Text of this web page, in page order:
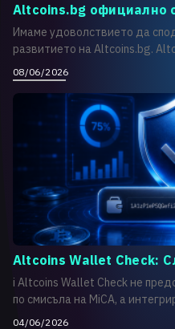
Altcoins.bg официално
Имаме удоволствието да
развитието на Altcoins.bg.
08/06/2026
Altcoins Wallet Check:
i Altcoins Wallet Check не представлява самостоятелна услуга
по смисъла на MiCA, а
04/06/2026